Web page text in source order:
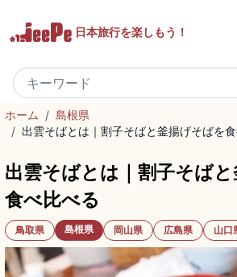
日本旅行を楽しもう！
ホーム / 島根県
/ 出雲そばとは｜割子そばと釜揚げそばを
出雲そばとは｜割子そば
食べ比べる
鳥取県 島根県 岡山県 広島県 山口